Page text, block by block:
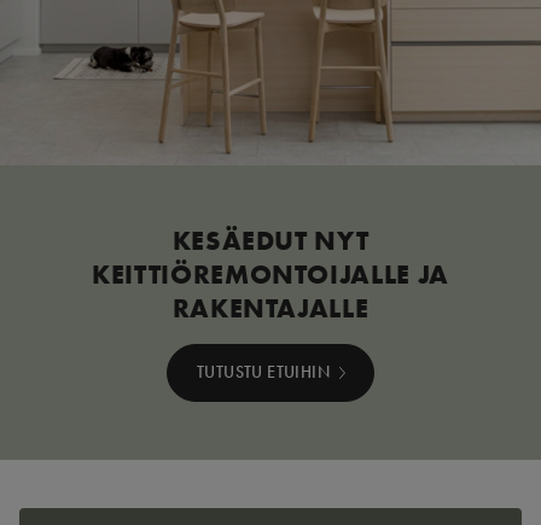
KESÄEDUT NYT
KEITTIÖREMONTOIJALLE JA
RAKENTAJALLE
TUTUSTU ETUIHIN